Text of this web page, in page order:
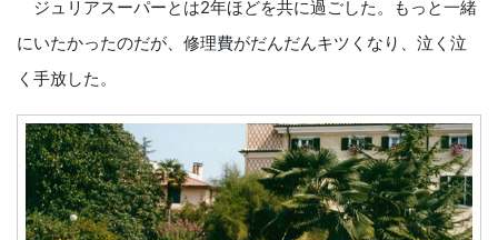
ジュリアスーパーとは2年ほどを共に過ごした。もっと一緒
にいたかったのだが、修理費がだんだんキツくなり、泣く泣
く手放した。